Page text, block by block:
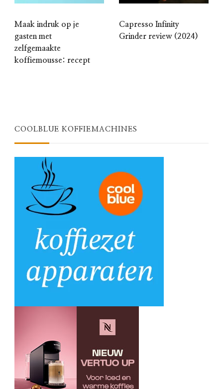
Maak indruk op je
gasten met
zelfgemaakte
koffiemousse: recept
Capresso Infinity
Grinder review (2024)
COOLBLUE KOFFIEMACHINES